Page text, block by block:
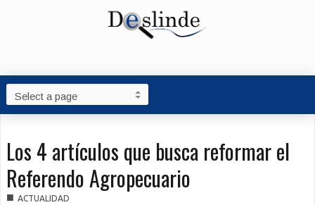
Los 4 artículos que busca reformar el
Referendo Agropecuario
■ ACTUALIDAD